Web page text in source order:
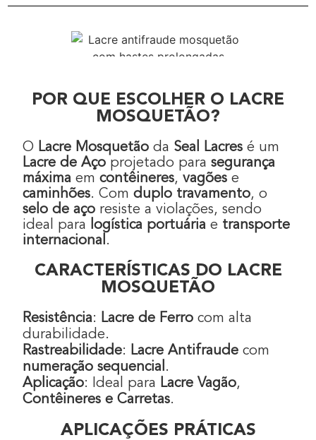
POR QUE ESCOLHER O LACRE
MOSQUETÃO?
O Lacre Mosquetão da Seal Lacres é um
Lacre de Aço projetado para segurança
máxima em contêineres, vagões e
caminhões. Com duplo travamento, o
selo de aço resiste a violações, sendo
ideal para logística portuária e transporte
internacional .
CARACTERÍSTICAS DO LACRE
MOSQUETÃO
Resistência: Lacre de Ferro com alta
durabilidade.
Rastreabilidade: Lacre Antifraude com
numeração sequencial .
Aplicação: Ideal para Lacre Vagão,
Contêineres e Carretas.
APLICAÇÕES PRÁTICAS